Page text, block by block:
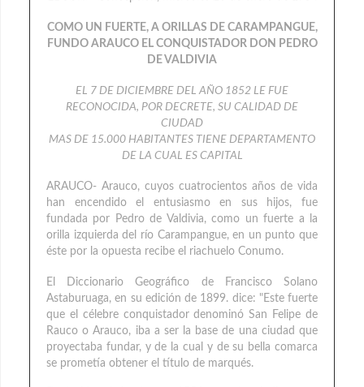
COMO UN FUERTE, A ORILLAS DE CARAMPANGUE,
FUNDO ARAUCO EL CONQUISTADOR DON PEDRO
DE VALDIVIA
EL 7 DE DICIEMBRE DEL AÑO 1852 LE FUE
RECONOCIDA, POR DECRETE, SU CALIDAD DE
CIUDAD
MAS DE 15.000 HABITANTES TIENE DEPARTAMENTO
DE LA CUAL ES CAPITAL
ARAUCO- Arauco, cuyos cuatrocientos años de vida
han encendido el entusiasmo en sus hijos, fue
fundada por Pedro de Valdivia, como un fuerte a la
orilla izquierda del río Carampangue, en un punto que
éste por la opuesta recibe el riachuelo Conumo.
El Diccionario Geográfico de Francisco Solano
Astaburuaga, en su edición de 1899. dice: "Este fuerte
que el célebre conquistador denominó San Felipe de
Rauco o Arauco, iba a ser la base de una ciudad que
proyectaba fundar, y de la cual y de su bella comarca
se prometía obtener el título de marqués.